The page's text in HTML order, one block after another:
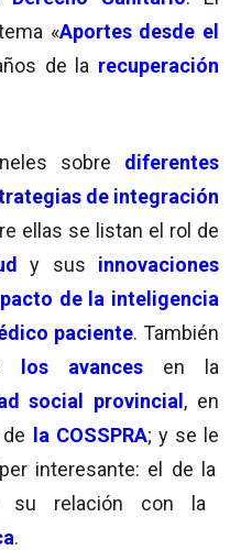
«Aportes desde el
de la recuperación
sobre diferentes
de integración
ellas se listan el rol de
y sus innovaciones
de la inteligencia
paciente. También
los avances
en la
social provincial , en
la COSSPRA; y se le
interesante: el de la
relación con la
.